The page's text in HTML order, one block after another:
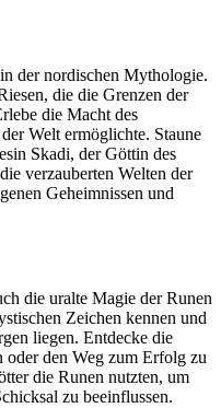
der nordischen Mythologie.
die die Grenzen der
die Macht des
Welt ermöglichte. Staune
Skadi, der Göttin des
verzauberten Welten der
Geheimnissen und
die uralte Magie der Runen
Zeichen kennen und
liegen. Entdecke die
oder den Weg zum Erfolg zu
die Runen nutzten, um
zu beeinflussen.